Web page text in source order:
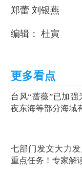
郑蕾 刘银燕
编辑： 杜寅
台风“蔷薇”已加强
夜东海等部分海域
七部门发文大力
重点任务！专家解